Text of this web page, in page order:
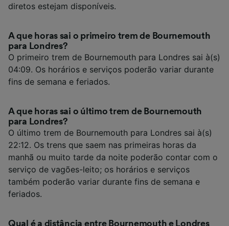
diretos estejam disponíveis.
A que horas sai o primeiro trem de Bournemouth
para Londres?
O primeiro trem de Bournemouth para Londres sai à(s)
04:09. Os horários e serviços poderão variar durante
fins de semana e feriados.
A que horas sai o último trem de Bournemouth
para Londres?
O último trem de Bournemouth para Londres sai à(s)
22:12. Os trens que saem nas primeiras horas da
manhã ou muito tarde da noite poderão contar com o
serviço de vagões-leito; os horários e serviços
também poderão variar durante fins de semana e
feriados.
Qual é a distância entre Bournemouth e Londres